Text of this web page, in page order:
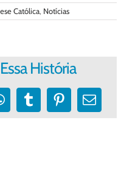
Católica, Notícias
História
TumblrPinterest
E-